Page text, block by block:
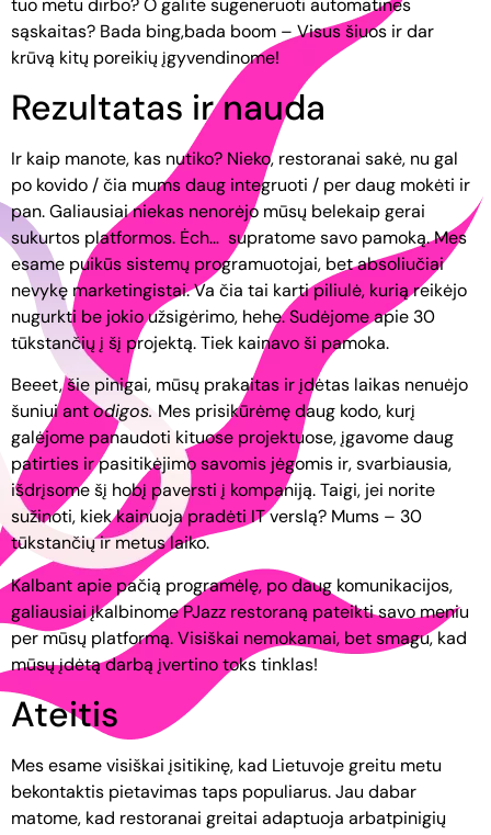
sąskaitas? Bada bing,bada boom – Visus šiuos ir dar
krūvą kitų poreikių įgyvendinome!
Rezultatas ir nauda
Ir kaip manote, kas nutiko? Nieko, restoranai sakė, nu gal
po kovido / čia mums daug integruoti / per daug mokėti ir
pan. Galiausiai niekas nenorėjo mūsų belekaip gerai
sukurtos platformos. Ėch… supratome savo pamoką. Mes
esame puikūs sistemų programuotojai, bet absoliučiai
nevykę marketingistai. Va čia tai karti piliulė, kurią reikėjo
nugurkti be jokio užsigėrimo, hehe. Sudėjome apie 30
tūkstančių į šį projektą. Tiek kainavo ši pamoka.
Beeet, šie pinigai, mūsų prakaitas ir įdėtas laikas nenuėjo
šuniui antodigos. Mes prisikūrėmę daug kodo, kurį
galėjome panaudoti kituose projektuose, įgavome daug
patirties ir pasitikėjimo savomis jėgomis ir, svarbiausia,
išdrįsome šį hobį paversti į kompaniją. Taigi, jei norite
sužinoti, kiek kainuoja pradėti IT verslą? Mums – 30
tūkstančių ir metus laiko.
Kalbant apie pačią programėlę, po daug komunikacijos,
galiausiai įkalbinome PJazz restoraną pateikti savo meniu
per mūsų platformą. Visiškai nemokamai, bet smagu, kad
mūsų įdėtą darbą įvertino toks tinklas!
Ateitis
Mes esame visiškai įsitikinę, kad Lietuvoje greitu metu
bekontaktis pietavimas taps populiarus. Jau dabar
matome, kad restoranai greitai adaptuoja arbatpinigių